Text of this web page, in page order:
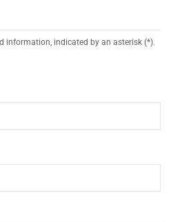
information, indicated by an asterisk (*).